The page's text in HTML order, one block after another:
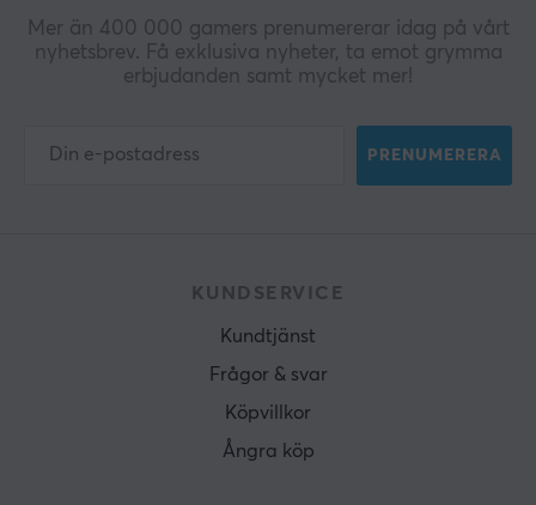
Mer än 400 000 gamers prenumererar idag på vårt
nyhetsbrev. Få exklusiva nyheter, ta emot grymma
erbjudanden samt mycket mer!
PRENUMERERA
KUNDSERVICE
Kundtjänst
Frågor & svar
Köpvillkor
Ångra köp